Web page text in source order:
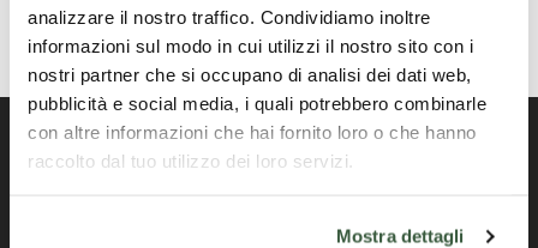
analizzare il nostro traffico. Condividiamo inoltre
informazioni sul modo in cui utilizzi il nostro sito con i
nostri partner che si occupano di analisi dei dati web,
pubblicità e social media, i quali potrebbero combinarle
con altre informazioni che hai fornito loro o che hanno
raccolto dal tuo utilizzo dei loro servizi.
Mostra dettagli
Portail officiel de la Région Ombrie